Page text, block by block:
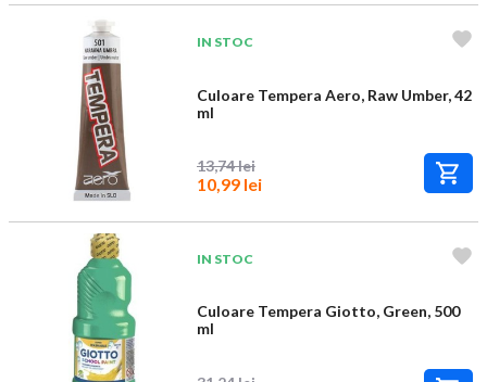
IN STOC
Culoare Tempera Aero, Raw Umber, 42
ml
13,74 lei
10,99 lei
IN STOC
Culoare Tempera Giotto, Green, 500
ml